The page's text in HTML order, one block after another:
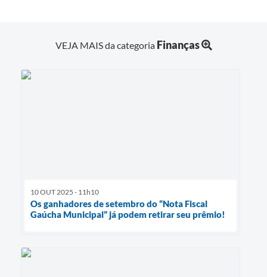
VEJA MAIS da categoria Finanças
10 OUT 2025 - 11h10
Os ganhadores de setembro do “Nota Fiscal
Gaúcha Municipal” já podem retirar seu prêmio!